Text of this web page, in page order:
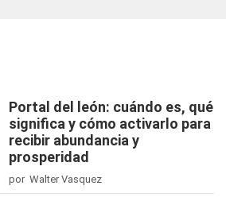
Portal del león: cuándo es, qué
significa y cómo activarlo para
recibir abundancia y
prosperidad
por Walter Vasquez